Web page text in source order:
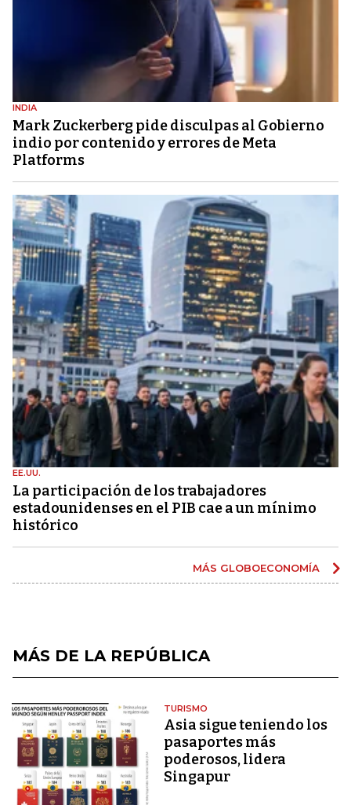
INDIA
Mark Zuckerberg pide disculpas al Gobierno
indio por contenido y errores de Meta
Platforms
EE.UU.
La participación de los trabajadores
estadounidenses en el PIB cae a un mínimo
histórico
MÁS GLOBOECONOMÍA
MÁS DE LA REPÚBLICA
TURISMO
Asia sigue teniendo los
pasaportes más
poderosos, lidera
Singapur